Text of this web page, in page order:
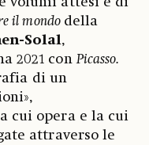
il mondo della
Solal,
2021 conPicasso.
di un
cui opera e la cui
attraverso le